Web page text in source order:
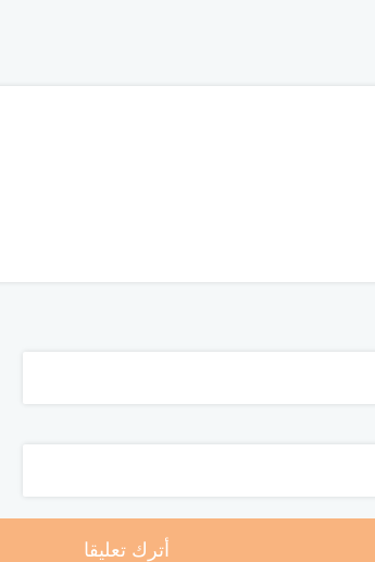
أترك تعليقا